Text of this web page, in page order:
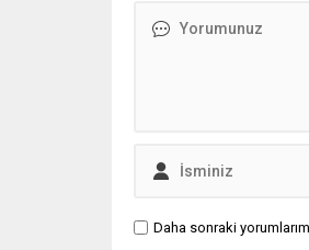
Daha sonraki